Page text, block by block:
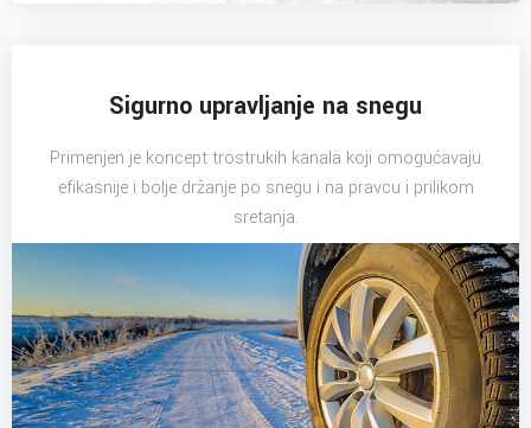
Sigurno upravljanje na snegu
Primenjen je koncept trostrukih kanala koji omogućavaju
efikasnije i bolje držanje po snegu i na pravcu i prilikom
sretanja.